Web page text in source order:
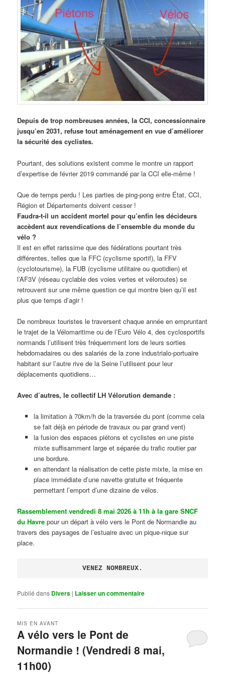
Depuis de trop nombreuses années, la CCI, concessionnaire
jusqu’en 2031, refuse tout aménagement en vue d’améliorer
la sécurité des cyclistes.
Pourtant, des solutions existent comme le montre un rapport
d’expertise de février 2019 commandé par la CCI elle-même !
Que de temps perdu ! Les parties de ping-pong entre État, CCI,
Région et Départements doivent cesser !
Faudra-t-il un accident mortel pour qu’enfin les décideurs
accèdent aux revendications de l’ensemble du monde du
vélo ?
Il est en effet rarissime que des fédérations pourtant très
différentes, telles que la FFC (cyclisme sportif), la FFV
(cyclotourisme), la FUB (cyclisme utilitaire ou quotidien) et
l’AF3V (réseau cyclable des voies vertes et véloroutes) se
retrouvent sur une même question ce qui montre bien qu’il est
plus que temps d’agir !
De nombreux touristes le traversent chaque année en empruntant
le trajet de la Vélomaritime ou de l’Euro Vélo 4, des cyclosportifs
normands l’utilisent très fréquemment lors de leurs sorties
hebdomadaires ou des salariés de la zone industrialo-portuaire
habitant sur l’autre rive de la Seine l’utilisent pour leur
déplacements quotidiens…
Avec d’autres, le collectif LH Vélorution demande :
la limitation à 70km/h de la traversée du pont (comme cela
se fait déjà en période de travaux ou par grand vent)
la fusion des espaces piétons et cyclistes en une piste
mixte suffisamment large et séparée du trafic routier par
une bordure.
en attendant la réalisation de cette piste mixte, la mise en
place immédiate d’une navette gratuite et fréquente
permettant l’emport d’une dizaine de vélos.
Rassemblement vendredi 8 mai 2026 à 11h à la gare SNCF
du Havre pour un départ à vélo vers le Pont de Normandie au
travers des paysages de l’estuaire avec un pique-nique sur
place.
VENEZ NOMBREUX.
Publié dans Divers | Laisser un commentaire
A vélo vers le Pont de
Normandie ! (Vendredi 8 mai,
11h00)
MIS EN AVANT